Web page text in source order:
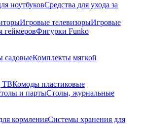
ноутбуковСредства для ухода за
Игровые телевизорыИгровые
геймеровФигурки Funko
садовыеКомплекты мягкой
ТВКомоды пластиковые
и партыСтолы, журнальные
кормленияСистемы хранения для